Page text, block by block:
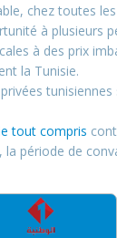
chez toutes
à plusieurs
à des prix
la Tunisie.
tout compris
période de